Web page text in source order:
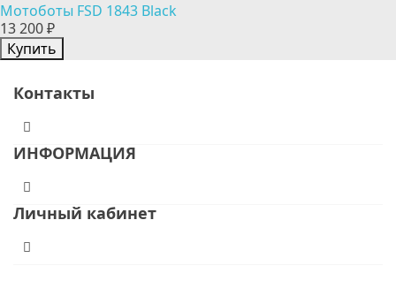
Мотоботы FSD 1843 Black
13 200 ₽
Купить
Контакты
ИНФОРМАЦИЯ
Личный кабинет